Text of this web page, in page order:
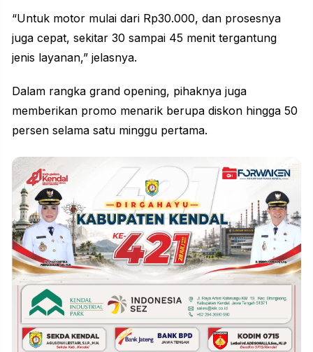
“Untuk motor mulai dari Rp30.000, dan prosesnya
juga cepat, sekitar 30 sampai 45 menit tergantung
jenis layanan,” jelasnya.
Dalam rangka grand opening, pihaknya juga
memberikan promo menarik berupa diskon hingga 50
persen selama satu minggu pertama.